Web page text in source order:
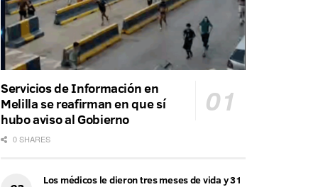
Servicios de Información en
Melilla se reafirman en que sí
hubo aviso al Gobierno
0 SHARES
Los médicos le dieron tres meses de vida y 31